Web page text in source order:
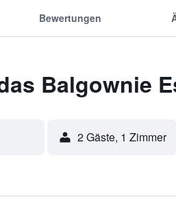
Bewertungen
Balgownie
2 Gäste, 1 Zimmer